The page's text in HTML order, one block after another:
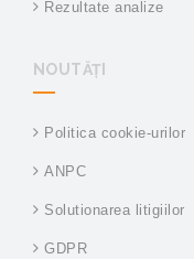
Rezultate analize
NOUTĂȚI
Politica cookie-urilor
ANPC
Solutionarea litigiilor
GDPR